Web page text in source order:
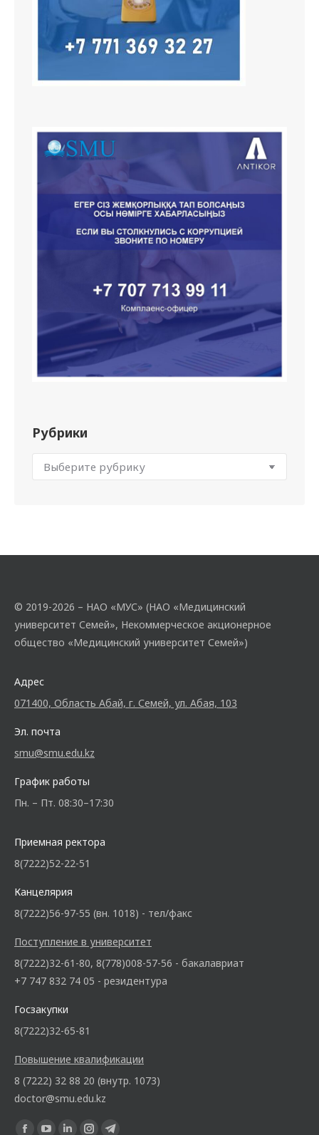
Рубрики
© 2019-2026 – НАО «МУС» (НАО «Медицинский
университет Семей», Некоммерческое акционерное
общество «Медицинский университет Семей»)
Адрес
071400, Область Абай, г. Семей, ул. Абая, 103
Эл. почта
smu@smu.edu.kz
График работы
Пн. – Пт. 08:30–17:30
Приемная ректора
8(7222)52-22-51
Канцелярия
8(7222)56-97-55 (вн. 1018) - тел/факс
Поступление в университет
8(7222)32-61-80, 8(778)008-57-56 - бакалавриат
+7 747 832 74 05 - резидентура
Госзакупки
8(7222)32-65-81
Повышение квалификации
8 (7222) 32 88 20 (внутр. 1073)
doctor@smu.edu.kz
Ищите нас: